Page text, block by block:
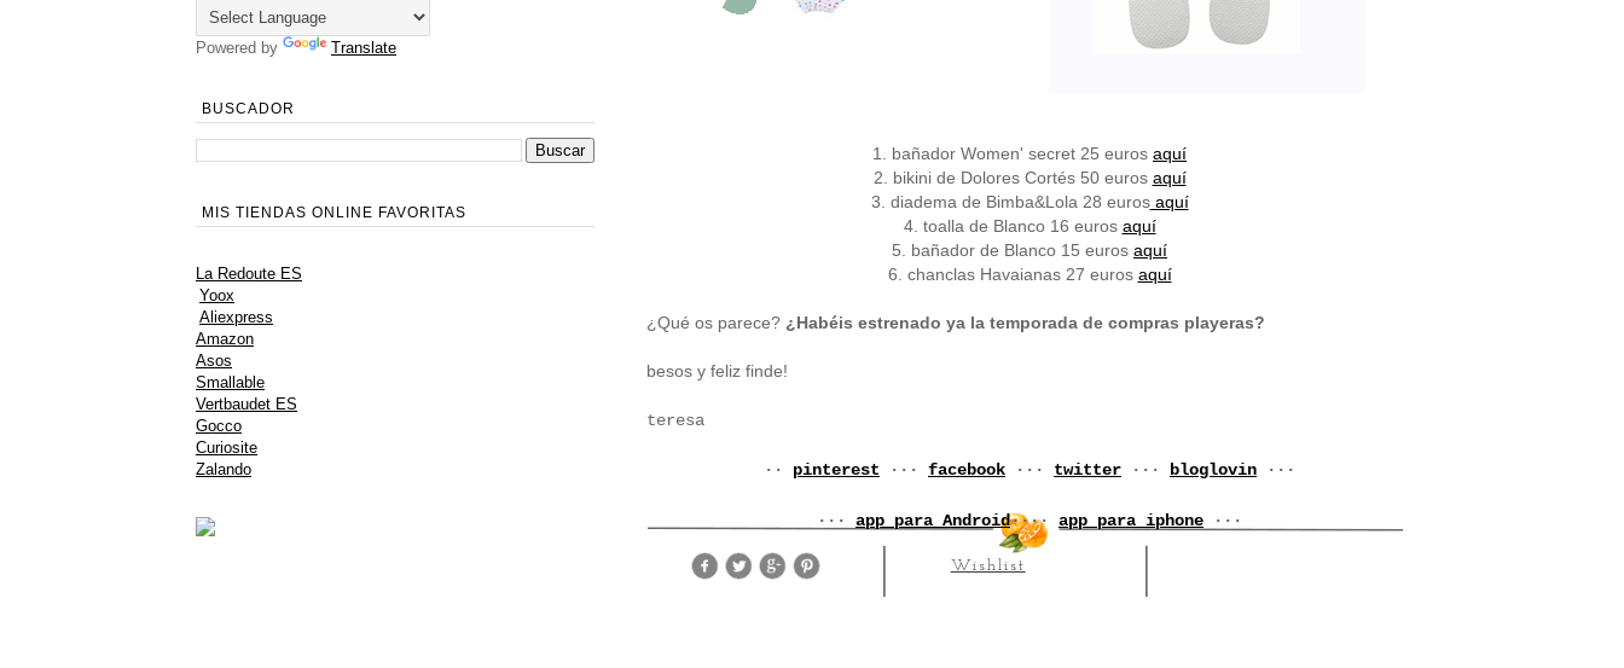
1. bañador Women' secret 25 euros aquí
2. bikini de Dolores Cortés 50 euros aquí
3. diadema de Bimba&Lola 28 eurosaquí
4. toalla de Blanco 16 euros aquí
5. bañador de Blanco 15 euros aquí
6. chanclas Havaianas 27 euros aquí
¿Qué os parece? ¿Habéis estrenado ya la temporada de compras playeras?
besos y feliz finde!
teresa
·· pinterest ··· facebook ··· twitter ··· bloglovin ···
··· app para Android···· app para iphone ···
Wishlist
Powered by Translate
BUSCADOR
MIS TIENDAS ONLINE FAVORITAS
La Redoute ES
Yoox
Aliexpress
Amazon
Asos
Smallable
Vertbaudet ES
Gocco
Curiosite
Zalando